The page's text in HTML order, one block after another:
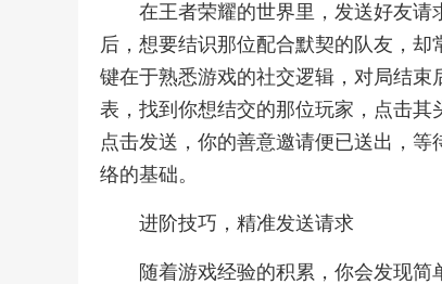
在王者荣耀的世界里，发送好友请
后，想要结识那位配合默契的队友，
键在于熟悉游戏的社交逻辑，对局结束
表，找到你想结交的那位玩家，点击其
点击发送，你的善意邀请便已送出，
络的基础。
进阶技巧，精准发送请求
随着游戏经验的积累，你会发现